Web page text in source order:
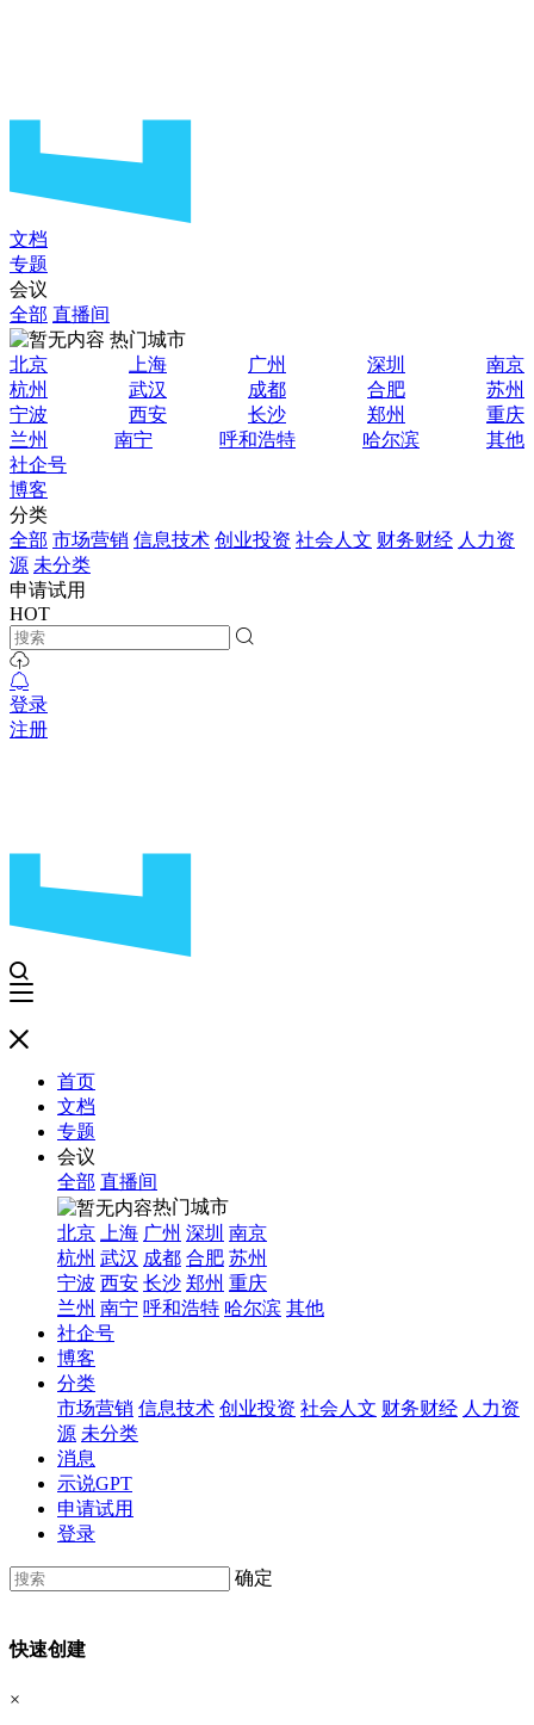
文档
专题
会议
全部 直播间
热门城市
北京
上海 广州 深圳
南京
杭州
武汉 成都 合肥
苏州
宁波
西安 长沙 郑州
重庆
兰州
南宁 呼和浩特 哈尔滨
其他
社企号
博客
分类
全部 市场营销 信息技术 创业投资 社会人文 财务财经 人力资
源 未分类
申请试用
HOT
登录
注册
首页
文档
专题
会议
全部 直播间
热门城市
北京
上海 广州 深圳 南京
杭州 武汉 成都 合肥 苏州
宁波 西安 长沙 郑州 重庆
兰州 南宁 呼和浩特 哈尔滨 其他
社企号
博客
分类
市场营销 信息技术 创业投资 社会人文 财务财经 人力资
源 未分类
消息
示说GPT
申请试用
登录
确定
快速创建
×